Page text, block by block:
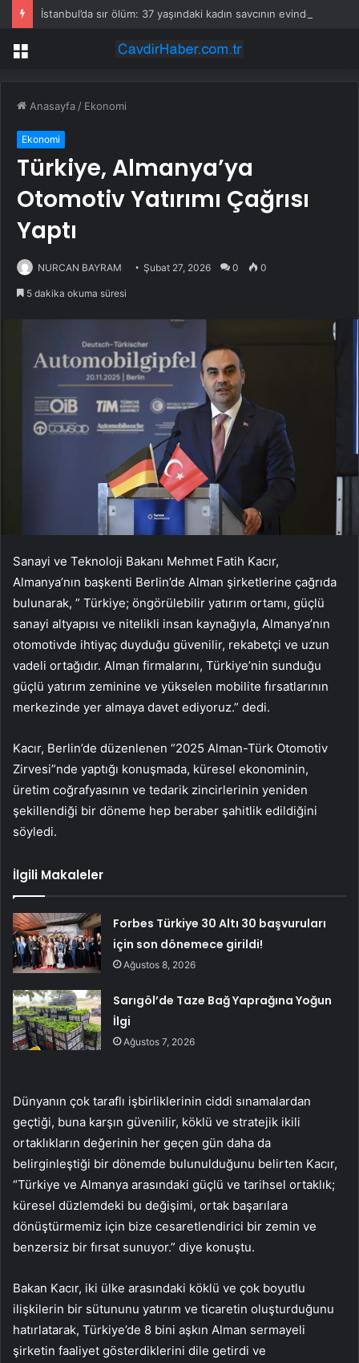
Menü
Anasayfa / Ekonomi
Ekonomi
Türkiye, Almanya’ya
Otomotiv Yatırımı Çağrısı
Yaptı
NURCAN BAYRAM Şubat 27, 2026 0 0
5 dakika okuma süresi
Sanayi ve Teknoloji Bakanı Mehmet Fatih Kacır,
Almanya’nın başkenti Berlin’de Alman şirketlerine çağrıda
bulunarak, ” Türkiye; öngörülebilir yatırım ortamı, güçlü
sanayi altyapısı ve nitelikli insan kaynağıyla, Almanya’nın
otomotivde ihtiyaç duyduğu güvenilir, rekabetçi ve uzun
vadeli ortağıdır. Alman firmalarını, Türkiye’nin sunduğu
güçlü yatırım zeminine ve yükselen mobilite fırsatlarının
merkezinde yer almaya davet ediyoruz.” dedi.
Kacır, Berlin’de düzenlenen “2025 Alman-Türk Otomotiv
Zirvesi”nde yaptığı konuşmada, küresel ekonominin,
üretim coğrafyasının ve tedarik zincirlerinin yeniden
şekillendiği bir döneme hep beraber şahitlik edildiğini
söyledi.
İlgili Makaleler
Forbes Türkiye 30 Altı 30 başvuruları
için son dönemece girildi!
Ağustos 8, 2026
Sarıgöl’de Taze Bağ Yaprağına Yoğun
İlgi
Ağustos 7, 2026
Dünyanın çok taraflı işbirliklerinin ciddi sınamalardan
geçtiği, buna karşın güvenilir, köklü ve stratejik ikili
ortaklıkların değerinin her geçen gün daha da
belirginleştiği bir dönemde bulunulduğunu belirten Kacır,
“Türkiye ve Almanya arasındaki güçlü ve tarihsel ortaklık;
küresel düzlemdeki bu değişimi, ortak başarılara
dönüştürmemiz için bize cesaretlendirici bir zemin ve
benzersiz bir fırsat sunuyor.” diye konuştu.
Bakan Kacır, iki ülke arasındaki köklü ve çok boyutlu
ilişkilerin bir sütununu yatırım ve ticaretin oluşturduğunu
hatırlatarak, Türkiye’de 8 bini aşkın Alman sermayeli
şirketin faaliyet gösterdiklerini dile getirdi ve